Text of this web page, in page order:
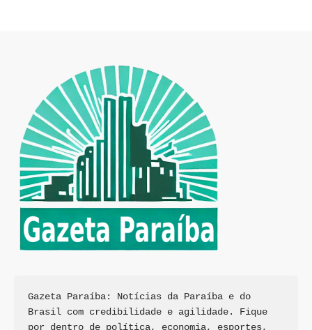
Gazeta Paraíba: Notícias da Paraíba e do
Brasil com credibilidade e agilidade. Fique
por dentro de política, economia, esportes,